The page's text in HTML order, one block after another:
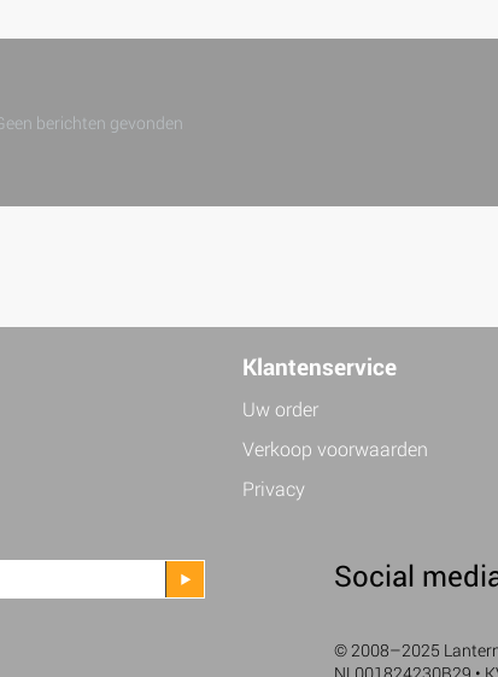
berichten gevonden
Klantenservice
Uw order
Verkoop voorwaarden
Privacy
Social
© 2008–2025